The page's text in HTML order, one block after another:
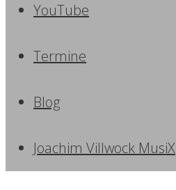
YouTube
Termine
Blog
Joachim Villwock MusiX